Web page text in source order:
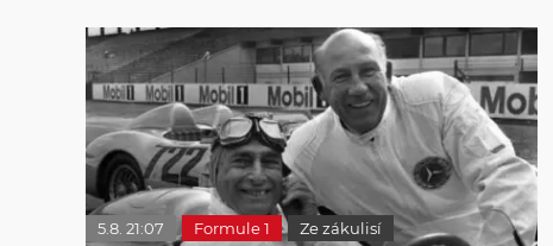
5.8. 21:07 Formule 1 Ze zákulisí